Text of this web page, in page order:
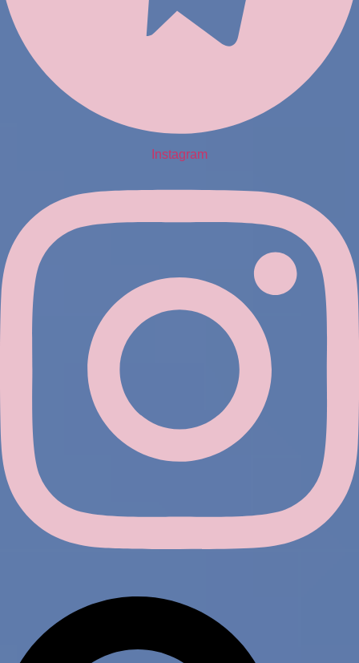
Instagram